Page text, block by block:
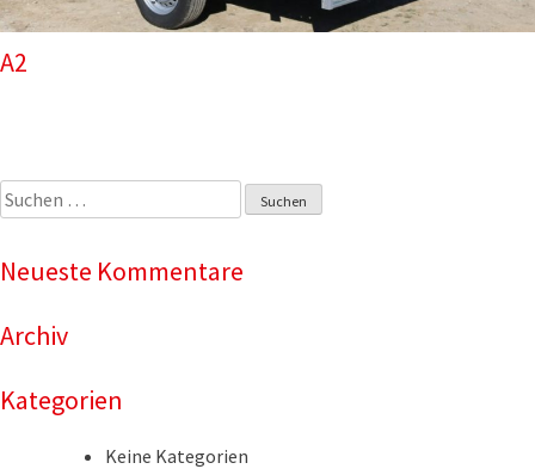
A2
Suchen
nach:
Neueste Kommentare
Archiv
Kategorien
Keine Kategorien